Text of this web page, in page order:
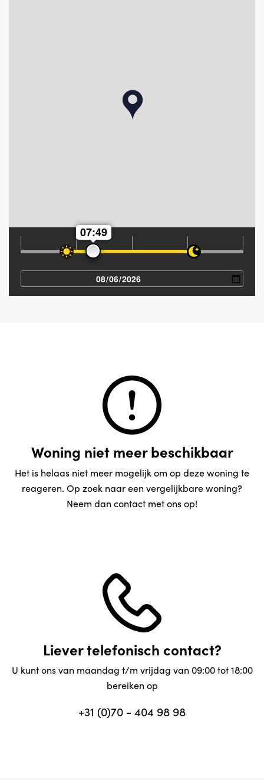
07:49
Woning niet meer beschikbaar
Het is helaas niet meer mogelijk om op deze woning te
reageren. Op zoek naar een vergelijkbare woning?
Neem dan contact met ons op!
Liever telefonisch contact?
U kunt ons van maandag t/m vrijdag van 09:00 tot 18:00
bereiken op
+31 (0)70 - 404 98 98